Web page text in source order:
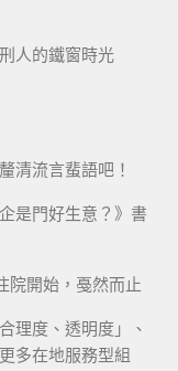
人的鐵窗時光
清流言蜚語吧！
是門好生意？》書
院開始，戞然而止
理度、透明度」、
多在地服務型組